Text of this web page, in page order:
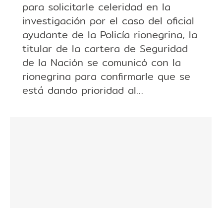
para solicitarle celeridad en la
investigación por el caso del oficial
ayudante de la Policía rionegrina, la
titular de la cartera de Seguridad
de la Nación se comunicó con la
rionegrina para confirmarle que se
está dando prioridad al…